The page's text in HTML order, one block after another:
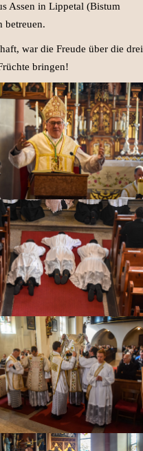
Assen in Lippetal (Bistum
betreuen.
war die Freude über die drei
bringen!